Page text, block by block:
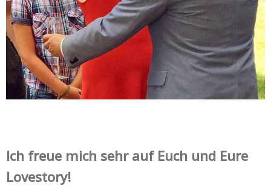
Ich freue mich sehr auf Euch und Eure
Lovestory!